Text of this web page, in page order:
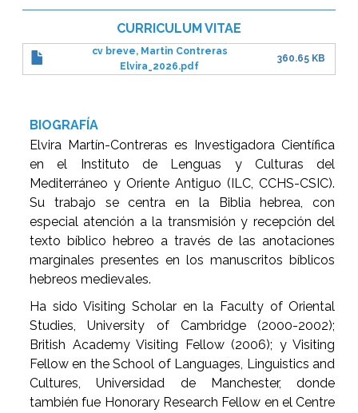
CURRICULUM VITAE
cv breve, Martin Contreras
Elvira_2026.pdf
360.65 KB
BIOGRAFÍA
Elvira Martín-Contreras es Investigadora Científica
en el Instituto de Lenguas y Culturas del
Mediterráneo y Oriente Antiguo (ILC, CCHS-CSIC).
Su trabajo se centra en la Biblia hebrea, con
especial atención a la transmisión y recepción del
texto bíblico hebreo a través de las anotaciones
marginales presentes en los manuscritos bíblicos
hebreos medievales.
Ha sido Visiting Scholar en la Faculty of Oriental
Studies, University of Cambridge (2000-2002);
British Academy Visiting Fellow (2006); y Visiting
Fellow en the School of Languages, Linguistics and
Cultures, Universidad de Manchester, donde
también fue Honorary Research Fellow en el Centre